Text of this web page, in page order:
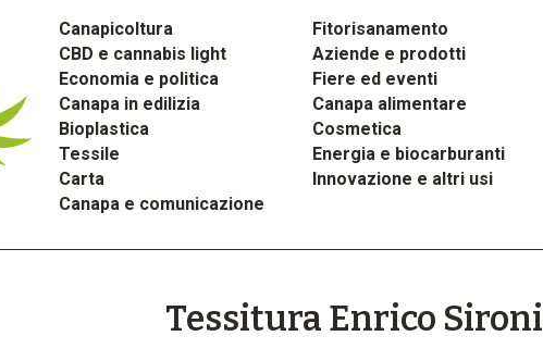
Canapicoltura
Fitorisanamento
CBD e cannabis light
Aziende e prodotti
Economia e politica
Fiere ed eventi
Canapa in edilizia
Canapa alimentare
Bioplastica
Cosmetica
Tessile
Energia e biocarburanti
Carta
Innovazione e altri usi
Canapa e comunicazione
Tessitura Enrico Sironi